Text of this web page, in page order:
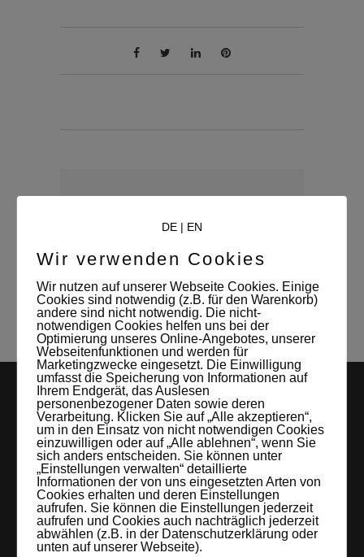
Studio Leipzigs
LEIPZIGS MIETSTUDIO
Hier lassen sich Foto- und Videoproduktionen aller Art in
entspannter Loftatmosphäre realisieren. Alles da, was man
DE| EN
Wir verwenden Cookies
Wir nutzen auf unserer Webseite Cookies. Einige
Cookies sind notwendig (z.B. für den Warenkorb)
andere sind nicht notwendig. Die nicht-
notwendigen Cookies helfen uns bei der
Optimierung unseres Online-Angebotes, unserer
Webseitenfunktionen und werden für
Marketingzwecke eingesetzt. Die Einwilligung
umfasst die Speicherung von Informationen auf
Ihrem Endgerät, das Auslesen
personenbezogener Daten sowie deren
Verarbeitung. Klicken Sie auf „Alle akzeptieren“,
um in den Einsatz von nicht notwendigen Cookies
einzuwilligen oder auf „Alle ablehnen“, wenn Sie
sich anders entscheiden. Sie können unter
„Einstellungen verwalten“ detaillierte
Informationen der von uns eingesetzten Arten von
Cookies erhalten und deren Einstellungen
aufrufen. Sie können die Einstellungen jederzeit
aufrufen und Cookies auch nachträglich jederzeit
abwählen (z.B. in der Datenschutzerklärung oder
unten auf unserer Webseite).